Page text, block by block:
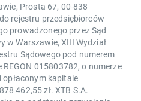
Prosta 67, 00-838
rejestru przedsiębiorców
prowadzonego przez Sąd
w Warszawie, XIII Wydział
Sądowego pod numerem
015803782, o numerze
opłaconym kapitale
462,55 zł. XTB S.A.